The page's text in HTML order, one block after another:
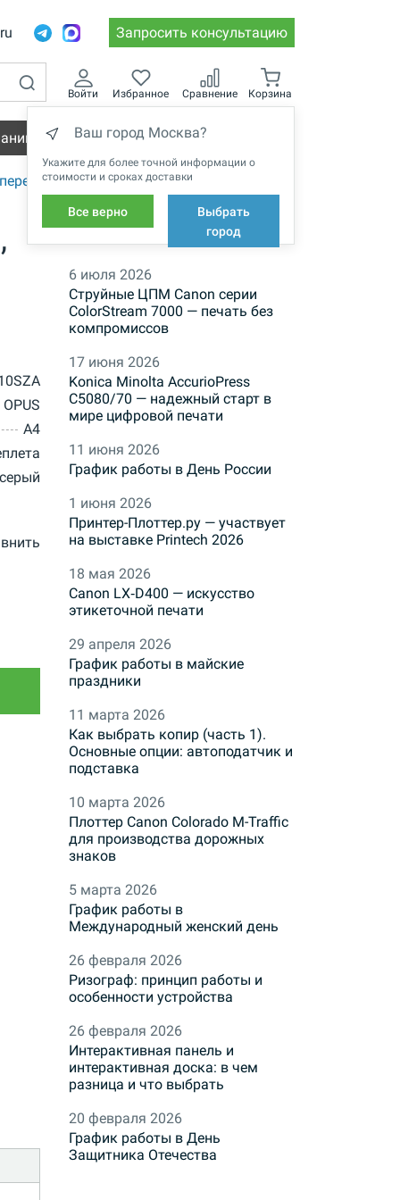
Запросить консультацию
Войти Избранное Сравнение Корзина
Ваш город Москва?
Укажите для более точной информации о
стоимости и сроках доставки
Все верно
Выбрать
город
Вакансии
Metalbind
OPUS
A4
серый
НОВОСТИ
6 июля 2026
Струйные ЦПМ Canon серии
ColorStream 7000 — печать без
компромиссов
17 июня 2026
Konica Minolta AccurioPress
C5080/70 — надежный старт в
мире цифровой печати
11 июня 2026
График работы в День России
1 июня 2026
Принтер-Плоттер.ру — участвует
на выставке Printech 2026
18 мая 2026
Canon LX‑D400 — искусство
этикеточной печати
29 апреля 2026
График работы в майские
праздники
11 марта 2026
Как выбрать копир (часть 1).
Основные опции: автоподатчик и
подставка
10 марта 2026
Плоттер Canon Colorado M-Traffic
для производства дорожных
знаков
5 марта 2026
График работы в
Международный женский день
26 февраля 2026
Ризограф: принцип работы и
особенности устройства
26 февраля 2026
Интерактивная панель и
интерактивная доска: в чем
разница и что выбрать
20 февраля 2026
График работы в День
Защитника Отечества